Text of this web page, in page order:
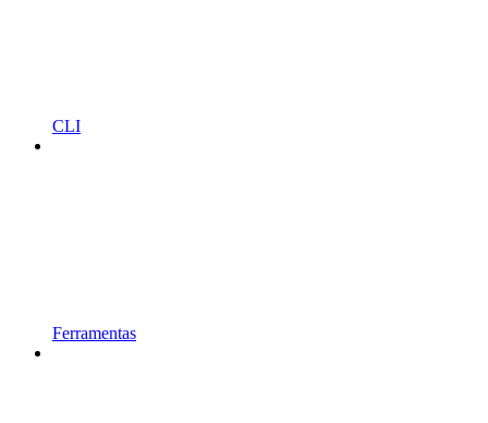
CLI
Ferramentas